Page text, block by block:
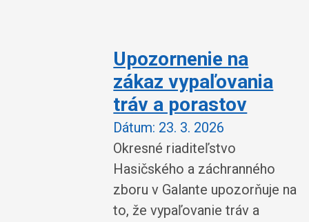
Upozornenie na
zákaz vypaľovania
tráv a porastov
Dátum: 23. 3. 2026
Okresné riaditeľstvo
Hasičského a záchranného
zboru v Galante upozorňuje na
to, že vypaľovanie tráv a